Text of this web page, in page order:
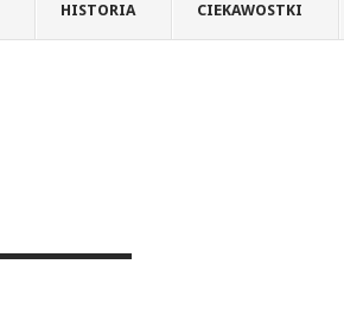
HISTORIA CIEKAWOSTKI